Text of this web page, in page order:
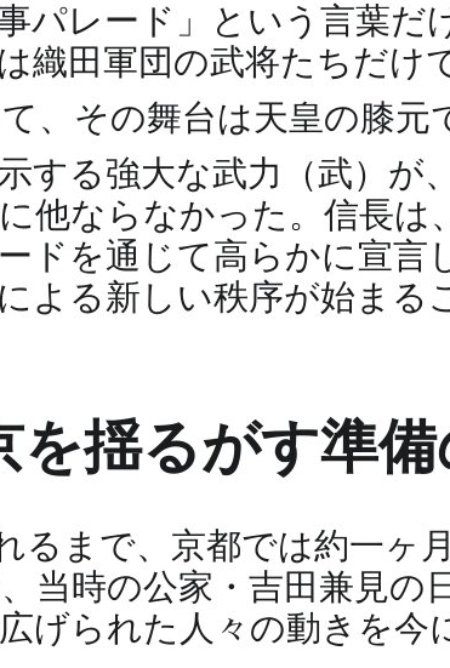
パレード」という言葉だ
織田軍団の武将たちだけ
、その舞台は天皇の膝
する強大な武力（武）が
他ならなかった。信長は
ドを通じて高らかに宣言
よる新しい秩序が始まる
揺るがす準備
るまで、京都では約一ヶ
当時の公家・吉田兼見の
げられた人々の動きを今